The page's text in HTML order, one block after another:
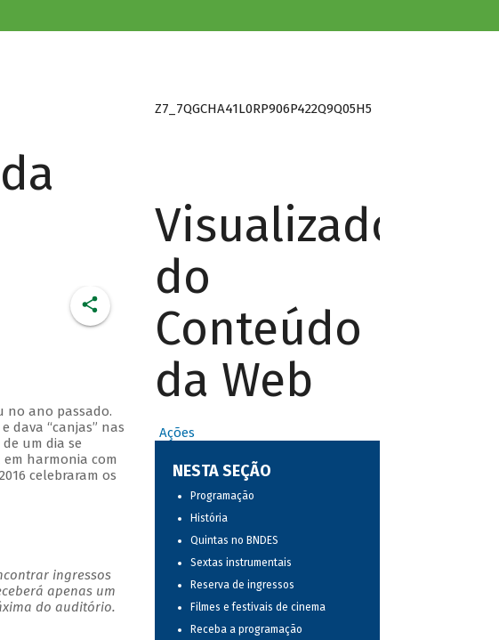
no ano passado.
dava “canjas” nas
um dia se
harmonia com
celebraram os
ingressos
apenas um
do auditório.
Z7_7QGCHA41L0RP906P422Q9Q05H5
Visualizador
do
Conteúdo
da Web
Ações
NESTA SEÇÃO
Programação
História
Quintas no BNDES
Sextas instrumentais
Reserva de ingressos
Filmes e festivais de cinema
Receba a programação